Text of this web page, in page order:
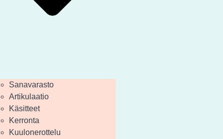
Sanavarasto
Artikulaatio
Käsitteet
Kerronta
Kuulonerottelu